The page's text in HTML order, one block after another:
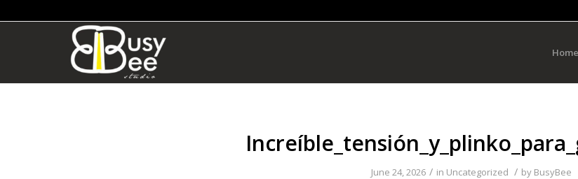
Home
June 24, 2026 / in Uncategorized / by BusyBee